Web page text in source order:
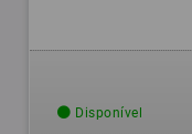
Disponível